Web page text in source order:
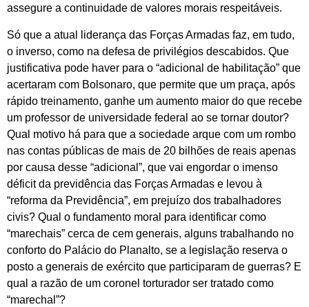
assegure a continuidade de valores morais respeitáveis.
Só que a atual liderança das Forças Armadas faz, em tudo,
o inverso, como na defesa de privilégios descabidos. Que
justificativa pode haver para o “adicional de habilitação” que
acertaram com Bolsonaro, que permite que um praça, após
rápido treinamento, ganhe um aumento maior do que recebe
um professor de universidade federal ao se tornar doutor?
Qual motivo há para que a sociedade arque com um rombo
nas contas públicas de mais de 20 bilhões de reais apenas
por causa desse “adicional”, que vai engordar o imenso
déficit da previdência das Forças Armadas e levou à
“reforma da Previdência”, em prejuízo dos trabalhadores
civis? Qual o fundamento moral para identificar como
“marechais” cerca de cem generais, alguns trabalhando no
conforto do Palácio do Planalto, se a legislação reserva o
posto a generais de exército que participaram de guerras? E
qual a razão de um coronel torturador ser tratado como
“marechal”?